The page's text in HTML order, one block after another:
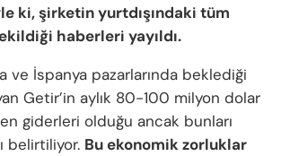
ki, şirketin yurtdışındaki tüm
haberleri yayıldı.
ve İspanya pazarlarında beklediği
Getir’in aylık 80-100 milyon dolar
giderleri olduğu ancak bunları
belirtiliyor. Bu ekonomik zorluklar